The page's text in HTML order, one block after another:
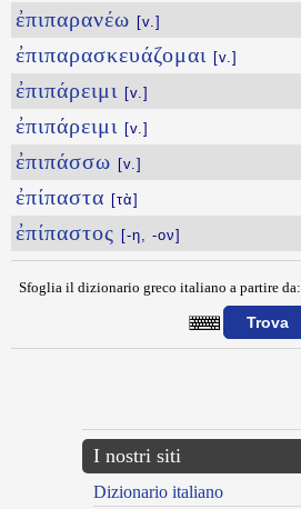
ἐπιπαρανέω [v.]
ἐπιπαρασκευάζομαι [v.]
ἐπιπάρειμι [v.]
ἐπιπάρειμι [v.]
ἐπιπάσσω [v.]
ἐπίπαστα [τὰ]
ἐπίπαστος [-η, -ον]
Sfoglia il dizionario greco italiano a partire da:
I nostri siti
Dizionario italiano